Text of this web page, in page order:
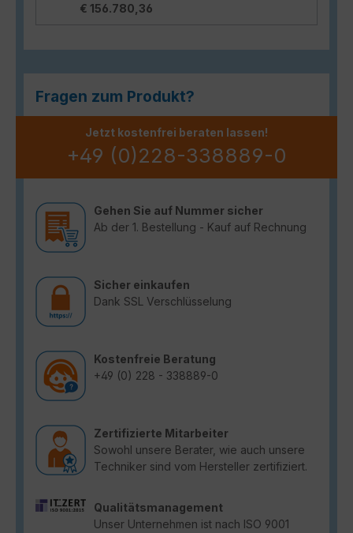
€ 156.780,36
Fragen zum Produkt?
Jetzt kostenfrei beraten lassen!
+49 (0)228-338889-0
Gehen Sie auf Nummer sicher
Ab der 1. Bestellung - Kauf auf Rechnung
Sicher einkaufen
Dank SSL Verschlüsselung
Kostenfreie Beratung
+49 (0) 228 - 338889-0
Zertifizierte Mitarbeiter
Sowohl unsere Berater, wie auch unsere
Techniker sind vom Hersteller zertifiziert.
Qualitätsmanagement
Unser Unternehmen ist nach ISO 9001